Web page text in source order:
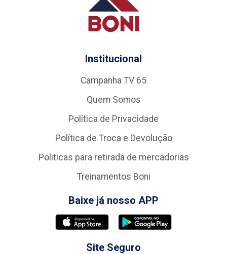
Institucional
Campanha TV 65
Quem Somos
Política de Privacidade
Política de Troca e Devolução
Politicas para retirada de mercadorias
Treinamentos Boni
Baixe já nosso APP
Site Seguro